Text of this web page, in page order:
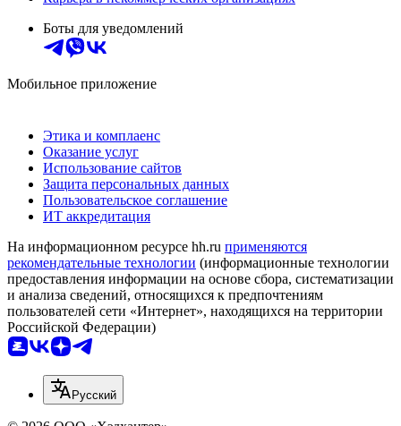
Боты для уведомлений
Мобильное приложение
Этика и комплаенс
Оказание услуг
Использование сайтов
Защита персональных данных
Пользовательское соглашение
ИТ аккредитация
На информационном ресурсе hh.ru применяются
рекомендательные технологии (информационные технологии
предоставления информации на основе сбора, систематизации
и анализа сведений, относящихся к предпочтениям
пользователей сети «Интернет», находящихся на территории
Российской Федерации)
Русский